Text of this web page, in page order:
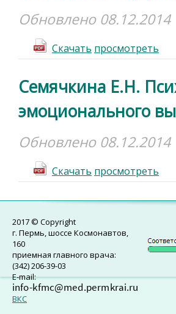
Обновлено
Cкачать просмотреть
Семячкина Е.Н.
эмоционального
Обновлено
Cкачать просмотреть
2017 © Copyright
г. Пермь, шоссе Космонавтов,
160
приемная главного врача:
(342) 206-39-03
E-mail:
ВКС